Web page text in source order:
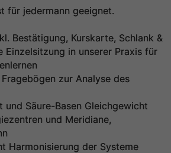
für jedermann geeignet.
Bestätigung, Kurskarte, Schlank &
Einzelsitzung in unserer Praxis für
zur Analyse des
und Säure-Basen Gleichgewicht
und Meridiane,
Harmonisierung der Systeme